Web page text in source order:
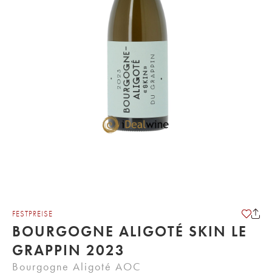
FESTPREISE
BOURGOGNE ALIGOTÉ SKIN LE
GRAPPIN 2023
Bourgogne Aligoté AOC